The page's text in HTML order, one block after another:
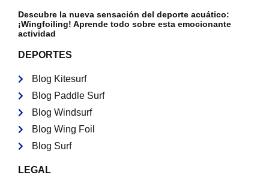
Descubre la nueva sensación del deporte acuático:
¡Wingfoiling! Aprende todo sobre esta emocionante
actividad
DEPORTES
Blog Kitesurf
Blog Paddle Surf
Blog Windsurf
Blog Wing Foil
Blog Surf
LEGAL